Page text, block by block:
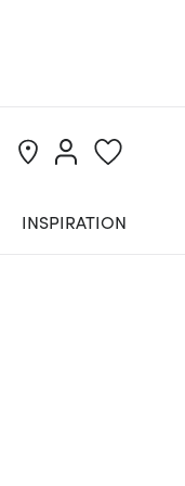
INSPIRATION